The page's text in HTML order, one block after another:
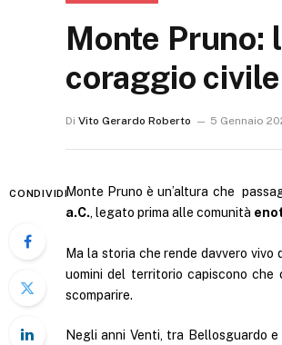
Monte Pruno:
coraggio
Di Vito Gerardo Roberto 5 Gennaio
CONDIVIDIMonte Pruno è un’altura che
a.C., legato prima alle comunità
Ma la storia che rende davvero
uomini del territorio capiscono
scomparire.
Negli anni Venti, tra Bellosguardo